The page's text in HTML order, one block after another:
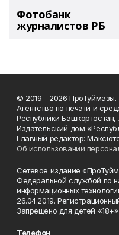
Фотобанк
журналистов РБ
© 2019 - 2026 ПроТуймазы.
Агентство по печати и
Республики
Издательский дом
Главный редактор:
Об использовании
Сетевое издание
Федеральной службой по
информационных
26.04.2019.
Запрещено для детей «18+»
Телефон